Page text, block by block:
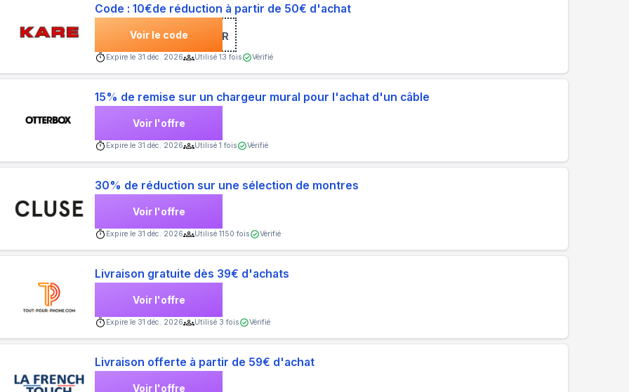
Code : 10€de réduction à partir de 50€ d'achat
Voir le code***SLETTER
Expire le 31 déc. 2026 Utilisé13 fois Vérifié
15% de remise sur un chargeur mural pour l'achat d'un câble
Voir l'offre
Expire le 31 déc. 2026 Utilisé1 fois Vérifié
30% de réduction sur une sélection de montres
Voir l'offre
Expire le 31 déc. 2026 Utilisé1150 fois Vérifié
Livraison gratuite dès 39€ d'achats
Voir l'offre
Expire le 31 déc. 2026 Utilisé 3 fois Vérifié
Livraison offerte à partir de 59€ d'achat
Voir l'offre